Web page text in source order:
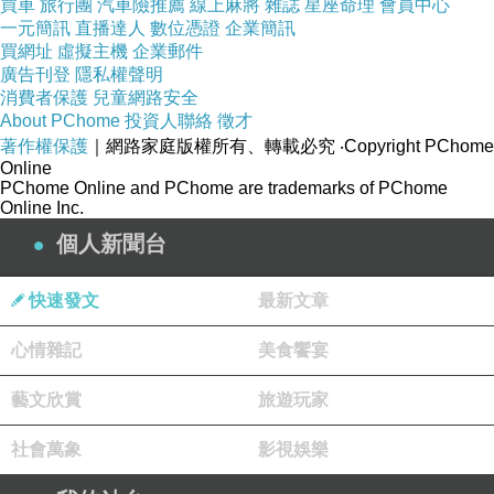
買車 旅行團 汽車險推薦 線上麻將 雜誌 星座命理 會員中心
一元簡訊 直播達人 數位憑證 企業簡訊
買網址 虛擬主機 企業郵件
廣告刊登 隱私權聲明
消費者保護 兒童網路安全
About PChome 投資人聯絡 徵才
著作權保護 ｜網路家庭版權所有、轉載必究 ‧Copyright PChome
Online
PChome Online and PChome are trademarks of PChome
Online Inc.
個人新聞台
快速發文 最新文章
心情雜記 美食饗宴
藝文欣賞 旅遊玩家
社會萬象 影視娛樂